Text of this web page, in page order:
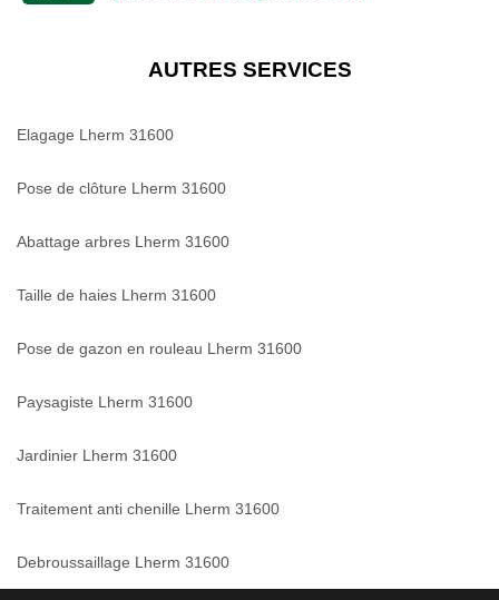
AUTRES SERVICES
Elagage Lherm 31600
Pose de clôture Lherm 31600
Abattage arbres Lherm 31600
Taille de haies Lherm 31600
Pose de gazon en rouleau Lherm 31600
Paysagiste Lherm 31600
Jardinier Lherm 31600
Traitement anti chenille Lherm 31600
Debroussaillage Lherm 31600